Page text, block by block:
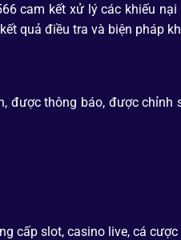
cam kết xử lý các khiếu nại
quả điều tra và biện pháp
được thông báo, được chỉnh
cấp slot, casino live, cá cược